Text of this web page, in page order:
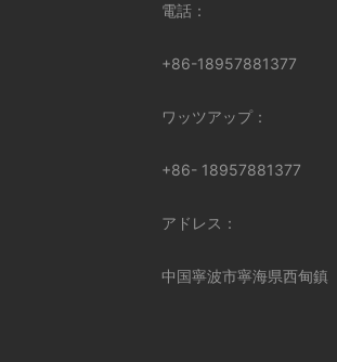
電話：
+86-18957881377
ワッツアップ：
+86- 18957881377
アドレス：
中国寧波市寧海県西甸鎮